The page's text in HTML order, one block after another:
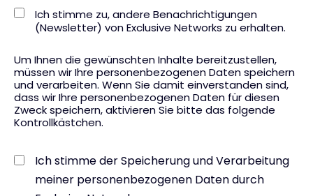
Ich stimme zu, andere Benachrichtigungen
(Newsletter) von Exclusive Networks zu erhalten.
Um Ihnen die gewünschten Inhalte bereitzustellen,
müssen wir Ihre personenbezogenen Daten speichern
und verarbeiten. Wenn Sie damit einverstanden sind,
dass wir Ihre personenbezogenen Daten für diesen
Zweck speichern, aktivieren Sie bitte das folgende
Kontrollkästchen.
Ich stimme der Speicherung und Verarbeitung
meiner personenbezogenen Daten durch